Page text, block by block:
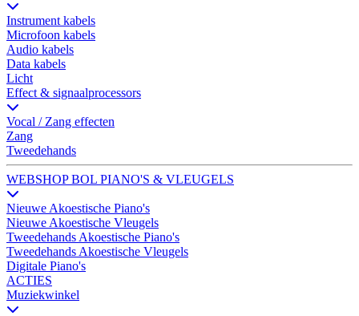
Instrument kabels
Microfoon kabels
Audio kabels
Data kabels
Licht
Effect & signaalprocessors
Vocal / Zang effecten
Zang
Tweedehands
WEBSHOP BOL PIANO'S & VLEUGELS
Nieuwe Akoestische Piano's
Nieuwe Akoestische Vleugels
Tweedehands Akoestische Piano's
Tweedehands Akoestische Vleugels
Digitale Piano's
ACTIES
Muziekwinkel